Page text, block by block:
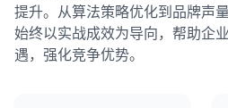
提升。从算法策略优化到品牌声
始终以实战成效为导向，帮助企
遇，强化竞争优势。